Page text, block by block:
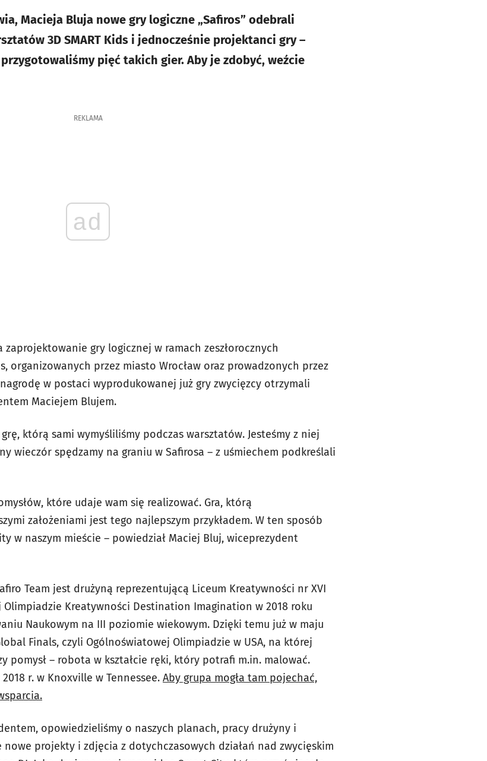
Macieja Bluja nowe gry logiczne „Safiros” odebrali
3D SMART Kids i jednocześnie projektanci gry –
pięć takich gier. Aby je zdobyć, weźcie
REKLAMA
ad
zaprojektowanie gry logicznej w ramach zeszłorocznych
organizowanych przez miasto Wrocław oraz prowadzonych przez
nagrodę w postaci wyprodukowanej już gry zwycięzcy otrzymali
Maciejem Blujem.
którą sami wymyśliliśmy podczas warsztatów. Jesteśmy z niej
wieczór spędzamy na graniu w Safirosa – z uśmiechem podkreślali
które udaje wam się realizować. Gra, którą
założeniami jest tego najlepszym przykładem. W ten sposób
w naszym mieście – powiedział Maciej Bluj, wiceprezydent
Team jest drużyną reprezentującą Liceum Kreatywności nr XVI
Olimpiadzie Kreatywności Destination Imagination w 2018 roku
Naukowym na III poziomie wiekowym. Dzięki temu już w maju
Finals, czyli Ogólnoświatowej Olimpiadzie w USA, na której
pomysł – robota w kształcie ręki, który potrafi m.in. malować.
r. w Knoxville w Tennessee. Aby grupa mogła tam pojechać,
opowiedzieliśmy o naszych planach, pracy drużyny i
nowe projekty i zdjęcia z dotychczasowych działań nad zwycięskim